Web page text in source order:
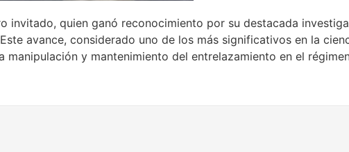
invitado, quien ganó reconocimiento por su destacada
avance, considerado uno de los más significativos en la
y mantenimiento del entrelazamiento en el